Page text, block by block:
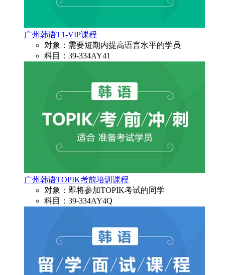
广州韩语T1-VIP课程
对象：需要短期内提高语言水平的学员
科目：39-334AY41
广州韩语TOPIK考前培训课程
对象：即将参加TOPIK考试的同学
科目：39-334AY4Q